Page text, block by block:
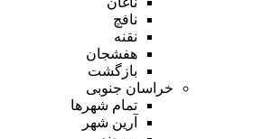
نافچ
نقنه
هفشجان
بازگشت
خراسان جنوبی
تمام شهر‌ها
آرین شهر